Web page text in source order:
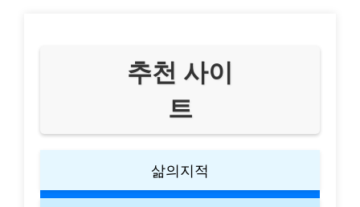
추천 사이
트
삶의지적